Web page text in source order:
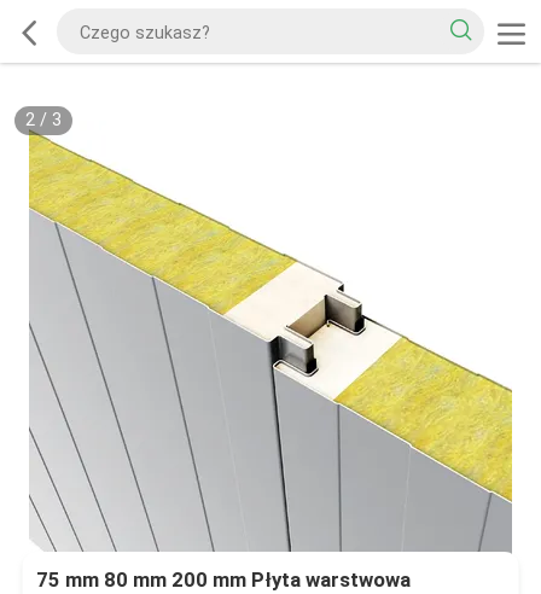
2/ 3
75 mm 80 mm 200 mm Płyta warstwowa